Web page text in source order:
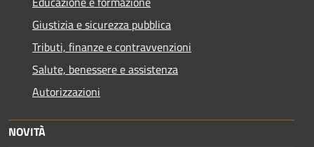
Giustizia e sicurezza pubblica
Tributi, finanze e contravvenzioni
Salute, benessere e assistenza
Autorizzazioni
NOVITÀ